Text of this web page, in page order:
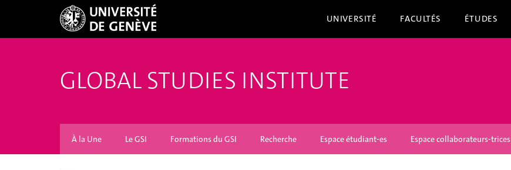
UNIVERSITÉ FACULTÉS ÉTUDES
GLOBAL STUDIES INSTITUTE
À la Une Le GSI Formations du GSI Recherche Espace étudiant-es Espace collaborateurs-trices